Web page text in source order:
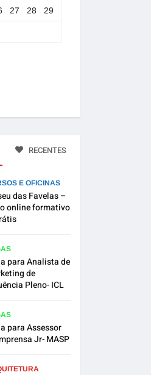
27 28 29
RECENTES
E OFICINAS
das Favelas –
online formativo
para Analista de
de
Pleno- ICL
para Assessor
Jr- MASP